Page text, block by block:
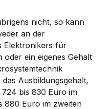
nicht, so kann
an der
Elektronikers für
oder ein eigenes Gehalt
Ausbildungsgehalt,
bis 830 Euro im
880 Euro im zweiten